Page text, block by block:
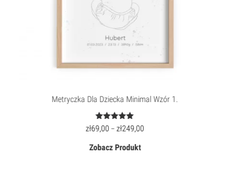
Metryczka Dla Dziecka Minimal Wzór 1.
Oceniony
5.00
na 5.
zł69,00 – zł249,00
Zobacz Produkt